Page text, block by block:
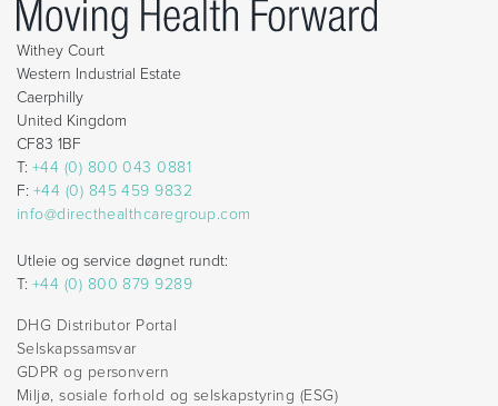
Withey Court
Western Industrial Estate
Caerphilly
United Kingdom
CF83 1BF
T: +44 (0) 800 043 0881
F: +44 (0) 845 459 9832
info@directhealthcaregroup.com
Utleie og service døgnet rundt:
T: +44 (0) 800 879 9289
DHG Distributor Portal
Selskapssamsvar
GDPR og personvern
Miljø, sosiale forhold og selskapstyring (ESG)